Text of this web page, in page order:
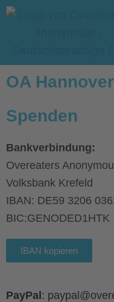
Zum
OA Hannover
Spenden
Bankverbindung:
Overeaters
Volksbank Krefeld
IBAN: DE59 3206
BIC:GENODED1HTK
IBAN kopieren
PayPal: